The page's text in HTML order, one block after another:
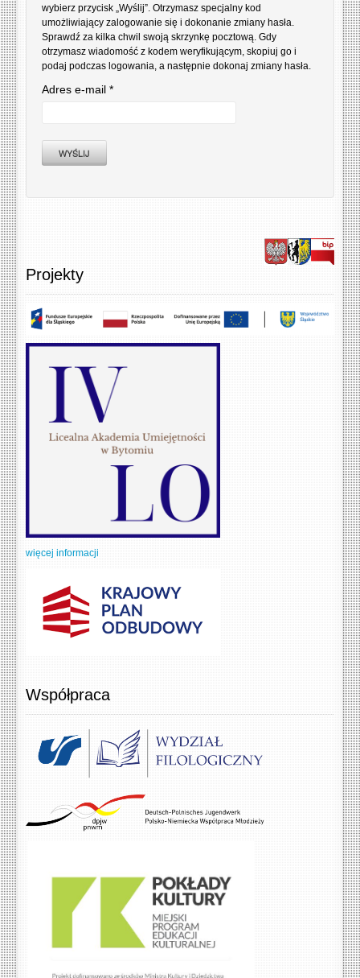
wybierz przycisk „Wyślij”. Otrzymasz specjalny kod
umożliwiający zalogowanie się i dokonanie zmiany hasła.
Sprawdź za kilka chwil swoją skrzynkę pocztową. Gdy
otrzymasz wiadomość z kodem weryfikującym, skopiuj go i
podaj podczas logowania, a następnie dokonaj zmiany hasła.
Adres e-mail*
WYŚLIJ
Projekty
więcej informacji
Współpraca